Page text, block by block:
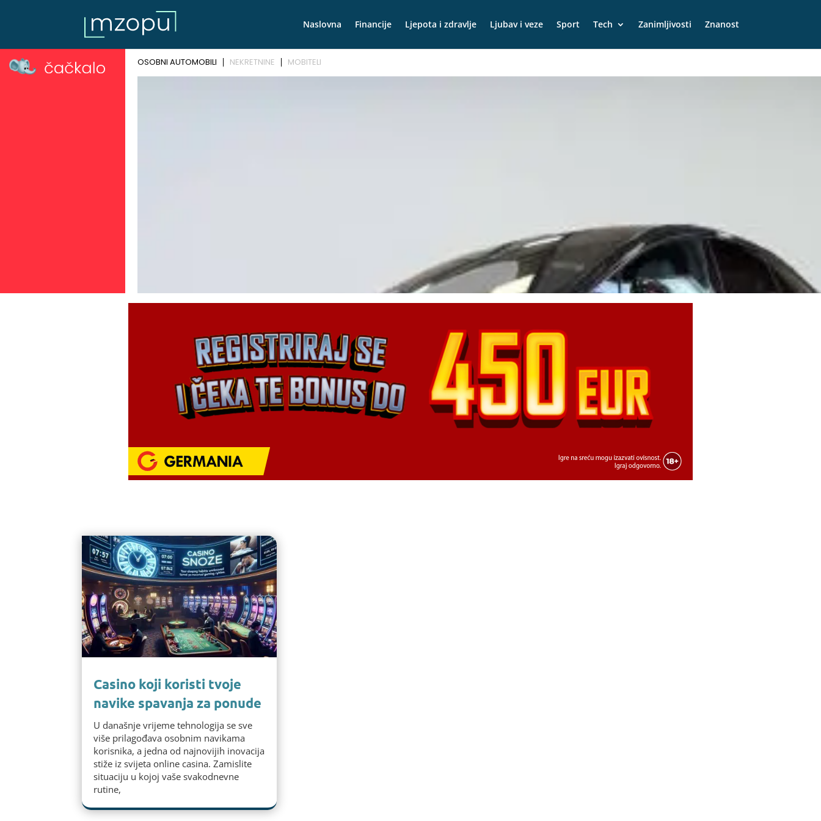
Naslovna Financije Ljepota i zdravlje Ljubav i veze Sport Tech Zanimljivosti Znanost
Casino koji koristi tvoje
navike spavanja za ponude
U današnje vrijeme tehnologija se sve
više prilagođava osobnim navikama
korisnika, a jedna od najnovijih inovacija
stiže iz svijeta online casina. Zamislite
situaciju u kojoj vaše svakodnevne
rutine,